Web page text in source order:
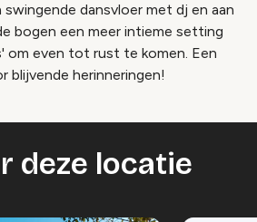
dansvloer met dj en aan
bogen een meer intieme setting
om even tot rust te komen. Een
blijvende herinneringen!
deze locatie